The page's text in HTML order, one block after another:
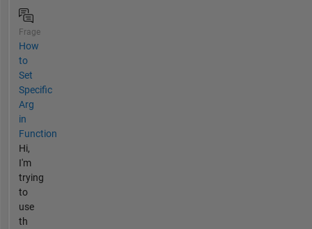
Frage
How
to
Set
Specific
Arg
in
Function
Hi,
I'm
trying
to
use
th